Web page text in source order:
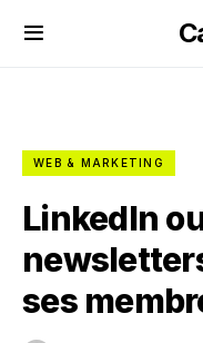
WEB & MARKETING
LinkedIn
ses